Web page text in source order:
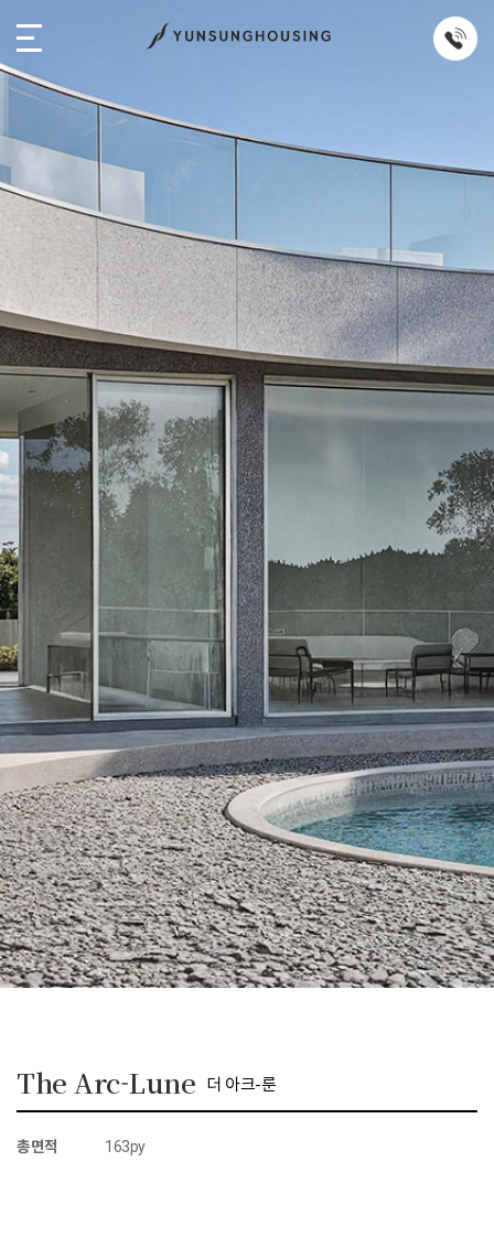
The Arc-Lune 더 아크-룬
총면적 163py